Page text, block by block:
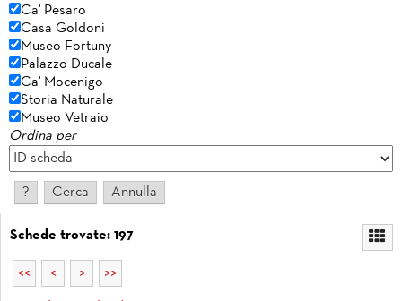
Ca' Pesaro
Casa Goldoni
Museo Fortuny
Palazzo Ducale
Ca' Mocenigo
Storia Naturale
Museo Vetraio
Ordina per
Schede trovate: 197
<< < > >>